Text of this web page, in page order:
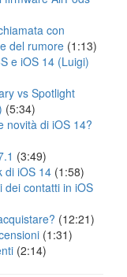
con
del rumore (1:13)
e iOS 14 (Luigi)
vs Spotlight
(5:34)
novità di iOS 14?
(3:49)
di iOS 14 (1:58)
dei contatti in iOS
(12:21)
(1:31)
(2:14)